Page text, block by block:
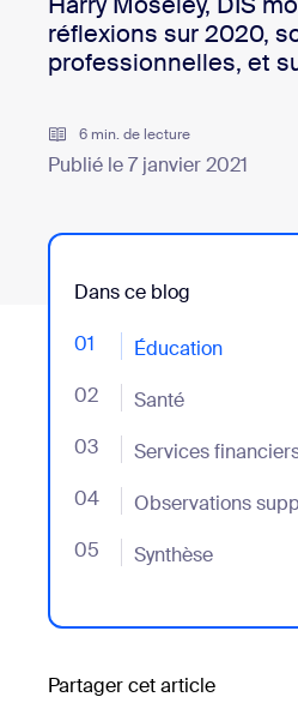
Développement
Installer sur ordinateur
réflexions sur 2020,
professionnelles, et
6 min. de lecture
Publié le 7 janvier 2021
Dans ce blog
01 Éducation
- Jumplink to Éducation
02 Santé
- Jumplink to Santé
03 Services
- Jumplink to Services
04 Observations
- Jumplink to
05 Synthèse
- Jumplink to Synthèse
Partager cet article